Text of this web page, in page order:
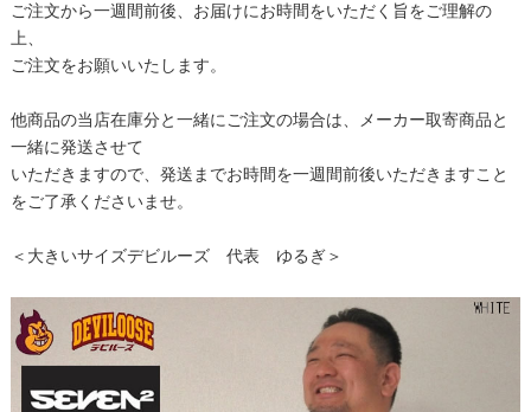
ご注文から一週間前後、お届けにお時間をいただく旨をご理解の
上、
ご注文をお願いいたします。
他商品の当店在庫分と一緒にご注文の場合は、メーカー取寄商品と
一緒に発送させて
いただきますので、発送までお時間を一週間前後いただきますこと
をご了承くださいませ。
＜大きいサイズデビルーズ 代表 ゆるぎ＞